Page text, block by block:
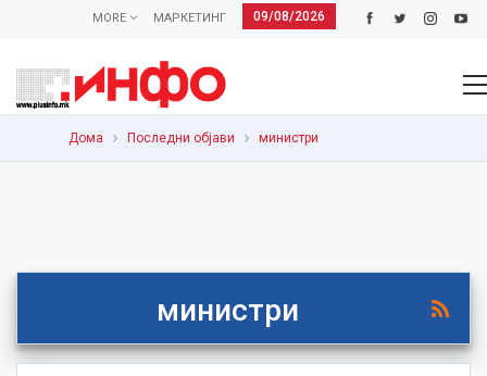
09/08/2026
МАРКЕТИНГ
MORE
Дома Последни објави министри
министри